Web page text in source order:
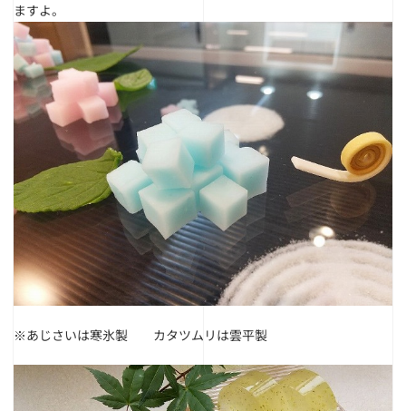
ますよ。
※あじさいは寒氷製 カタツムリは雲平製